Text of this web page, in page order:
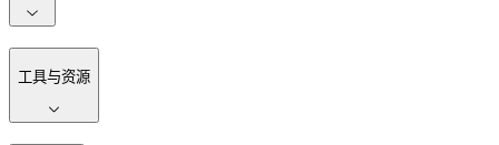
工具与资源